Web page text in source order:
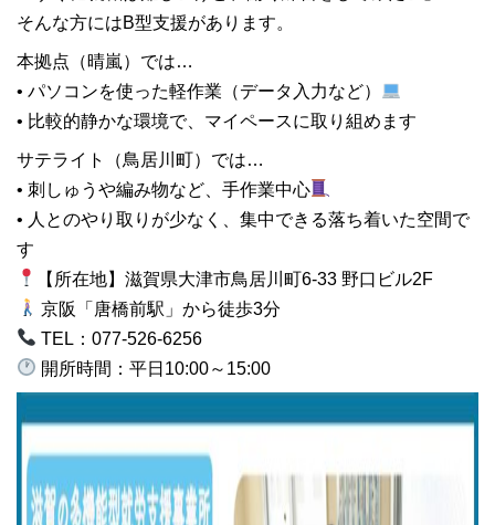
そんな方にはB型支援があります。
本拠点（晴嵐）では…
• パソコンを使った軽作業（データ入力など）
• 比較的静かな環境で、マイペースに取り組めます
サテライト（鳥居川町）では…
• 刺しゅうや編み物など、手作業中心
• 人とのやり取りが少なく、集中できる落ち着いた空間で
す
【所在地】滋賀県大津市鳥居川町6-33 野口ビル2F
京阪「唐橋前駅」から徒歩3分
TEL：077-526-6256
開所時間：平日10:00～15:00